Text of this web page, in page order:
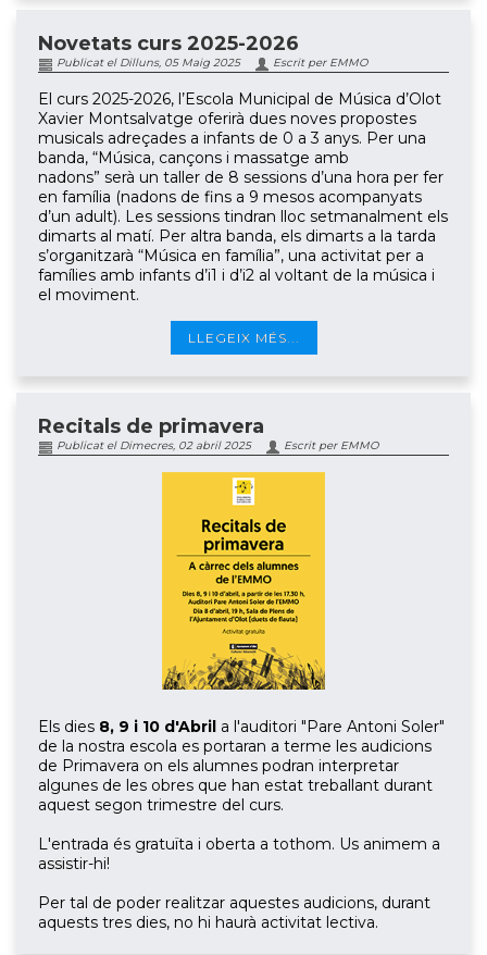
Novetats curs 2025-2026
Publicat el Dilluns, 05 Maig 2025 Escrit per EMMO
El curs 2025-2026, l’Escola Municipal de Música d’Olot
Xavier Montsalvatge oferirà dues noves propostes
musicals adreçades a infants de 0 a 3 anys. Per una
banda, “Música, cançons i massatge amb
nadons” serà un taller de 8 sessions d’una hora per fer
en família (nadons de fins a 9 mesos acompanyats
d’un adult). Les sessions tindran lloc setmanalment els
dimarts al matí. Per altra banda, els dimarts a la tarda
s’organitzarà “Música en família”, una activitat per a
famílies amb infants d’i1 i d’i2 al voltant de la música i
el moviment.
LLEGEIX MÉS...
Recitals de primavera
Publicat el Dimecres, 02 abril 2025 Escrit per EMMO
Els dies 8, 9 i 10 d'Abril a l'auditori "Pare Antoni Soler"
de la nostra escola es portaran a terme les audicions
de Primavera on els alumnes podran interpretar
algunes de les obres que han estat treballant durant
aquest segon trimestre del curs.
L'entrada és gratuïta i oberta a tothom. Us animem a
assistir-hi!
Per tal de poder realitzar aquestes audicions, durant
aquests tres dies, no hi haurà activitat lectiva.